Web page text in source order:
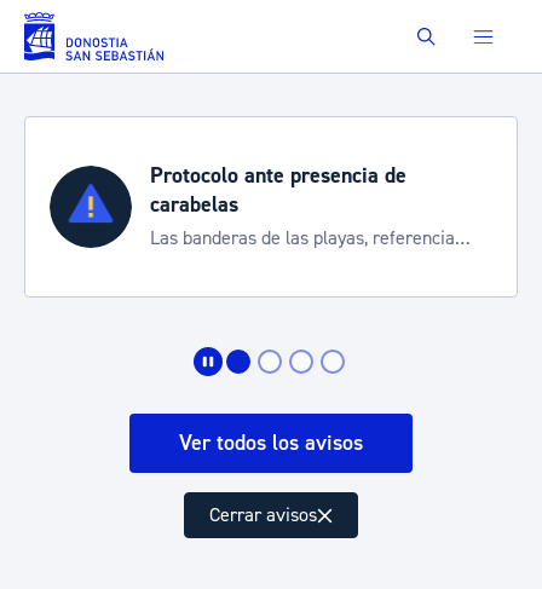
Saltar al contenido principal Buscar
Protocolo ante presencia de
carabelas
Las banderas de las playas, referencia
Ver todos los avisos
Cerrar avisos